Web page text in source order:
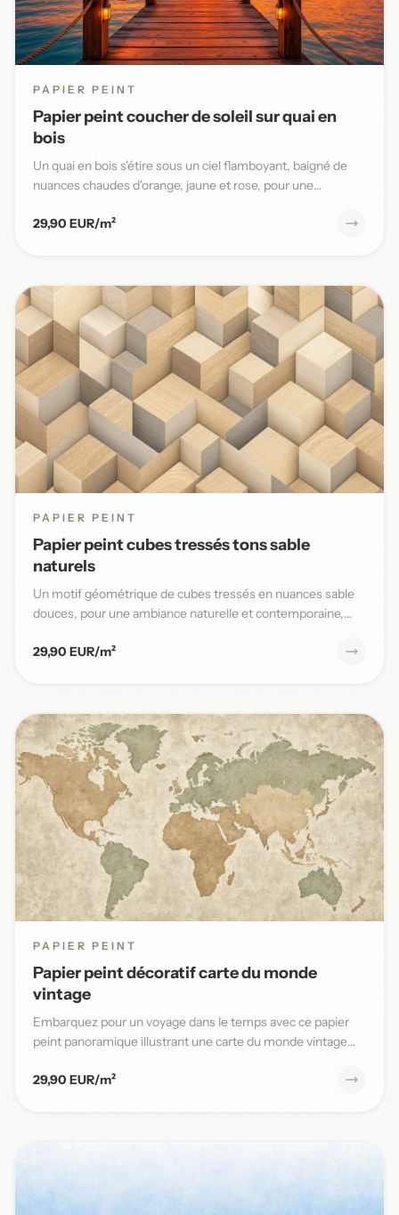
PAPIER PEINT
Papier peint coucher de soleil sur quai en
bois
Un quai en bois s'étire sous un ciel flamboyant, baigné de
nuances chaudes d'orange, jaune et rose, pour une
29,90 EUR/m²
PAPIER PEINT
Papier peint cubes tressés tons sable
naturels
Un motif géométrique de cubes tressés en nuances sable
douces, pour une ambiance naturelle et contemporaine,
29,90 EUR/m²
PAPIER PEINT
Papier peint décoratif carte du monde
vintage
Embarquez pour un voyage dans le temps avec ce papier
peint panoramique illustrant une carte du monde vintage
29,90 EUR/m²